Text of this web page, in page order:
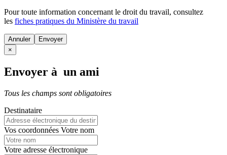
Pour toute information concernant le droit du travail, consultez
les fiches pratiques du Ministère du travail
Annuler
×
Envoyer à un ami
Tous les champs sont obligatoires
Destinataire
Vos coordonnées Votre nom
Votre adresse électronique